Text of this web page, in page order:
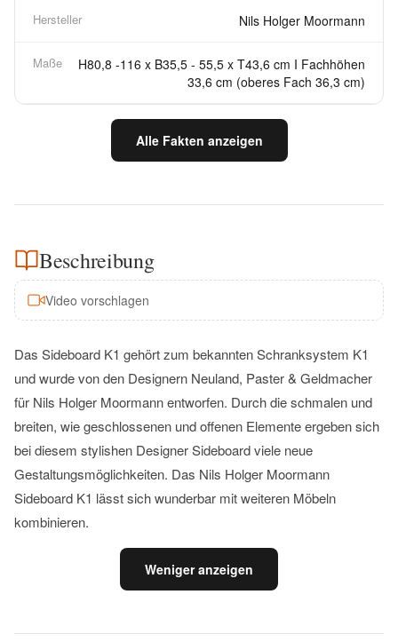
Hersteller Nils Holger Moormann
Maße
H80,8 -116 x B35,5 - 55,5 x T43,6 cm I Fachhöhen
33,6 cm (oberes Fach 36,3 cm)
Alle Fakten anzeigen
Beschreibung
Video vorschlagen
Das Sideboard K1 gehört zum bekannten Schranksystem K1
und wurde von den Designern Neuland, Paster & Geldmacher
für Nils Holger Moormann entworfen. Durch die schmalen und
breiten, wie geschlossenen und offenen Elemente ergeben sich
bei diesem stylishen Designer Sideboard viele neue
Gestaltungsmöglichkeiten. Das Nils Holger Moormann
Sideboard K1 lässt sich wunderbar mit weiteren Möbeln
kombinieren.
Weniger anzeigen